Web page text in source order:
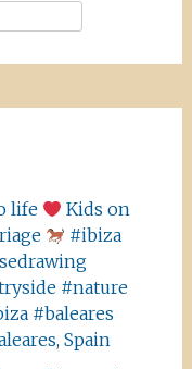
life
Kids on
#ibiza
#nature
#baleares
Spain